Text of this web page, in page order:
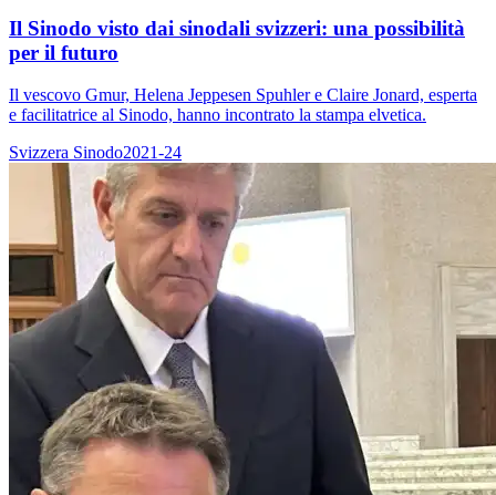
Il Sinodo visto dai sinodali svizzeri: una possibilità
per il futuro
Il vescovo Gmur, Helena Jeppesen Spuhler e Claire Jonard, esperta
e facilitatrice al Sinodo, hanno incontrato la stampa elvetica.
Svizzera Sinodo2021-24